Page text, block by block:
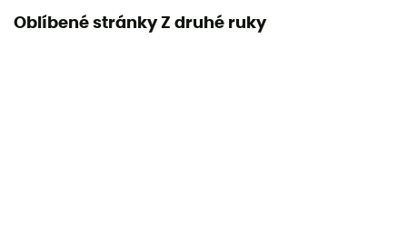
Oblíbené stránky Z druhé ruky